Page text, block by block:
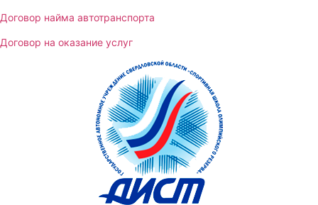
Договор найма автотранспорта
Договор на оказание услуг